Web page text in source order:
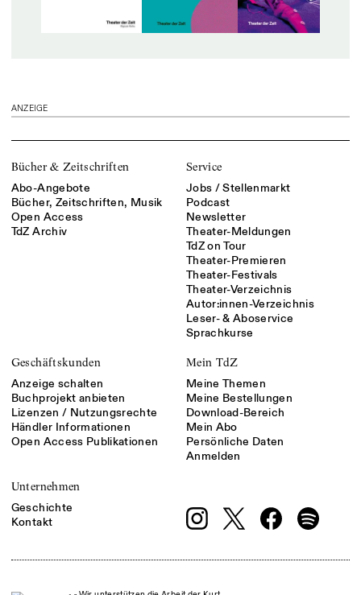
ANZEIGE
Bücher & Zeitschriften
Abo-Angebote
Bücher, Zeitschriften, Musik
Open Access
TdZ Archiv
Service
Jobs / Stellenmarkt
Podcast
Newsletter
Theater-Meldungen
TdZ on Tour
Theater-Premieren
Theater-Festivals
Theater-Verzeichnis
Autor:innen-Verzeichnis
Leser- & Aboservice
Sprachkurse
Geschäftskunden
Anzeige schalten
Buchprojekt anbieten
Lizenzen / Nutzungsrechte
Händler Informationen
Open Access Publikationen
Mein TdZ
Meine Themen
Meine Bestellungen
Download-Bereich
Mein Abo
Persönliche Daten
Anmelden
Unternehmen
Geschichte
Kontakt